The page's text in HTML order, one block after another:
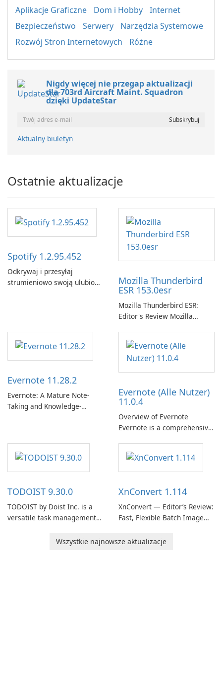
Aplikacje Graficzne
Dom i Hobby
Internet
Bezpieczeństwo
Serwery
Narzędzia Systemowe
Rozwój Stron Internetowych
Różne
Nigdy więcej nie przegap aktualizacji
dla 703rd Aircraft Maint. Squadron
dzięki UpdateStar
Aktualny biuletyn
Ostatnie aktualizacje
Spotify 1.2.95.452
Odkrywaj i przesyłaj
strumieniowo swoją ulubioną
Mozilla Thunderbird
ESR 153.0esr
Mozilla Thunderbird ESR:
Editor's Review Mozilla
Support Release) is the long-
term support channel of the
Thunderbird desktop email
client designed for
need predictable …
Evernote 11.28.2
Evernote: A Mature Note-
Taking and Knowledge-
capturing, organizing, and
retrieving notes and
reference materials across
Evernote (Alle Nutzer)
11.0.4
Overview of Evernote
Evernote is a comprehensive
software designed to help
users capture, organize, and
access information across
TODOIST 9.30.0
TODOIST by Doist Inc. is a
versatile task management
individuals and teams
XnConvert 1.114
XnConvert — Editor’s Review:
Fast, Flexible Batch Image
macOS and Linux XnConvert
Wszystkie najnowsze aktualizacje